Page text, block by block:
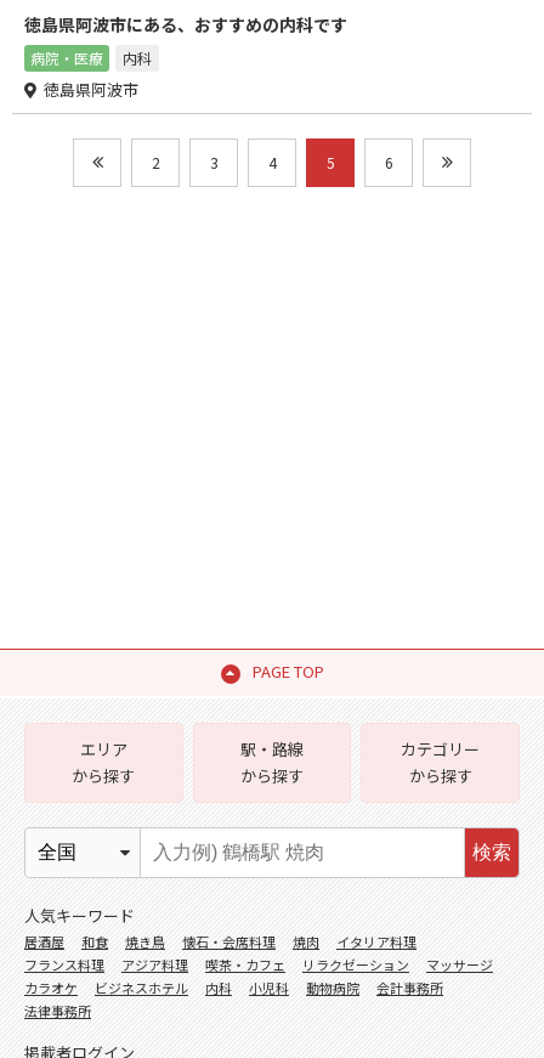
徳島県阿波市にある、おすすめの内科です
病院・医療 内科
徳島県阿波市
2 3 4 5 6
PAGE TOP
エリア
から探す
駅・路線
から探す
カテゴリー
から探す
検索
人気キーワード
居酒屋 和食 焼き鳥 懐石・会席料理 焼肉
イタリア料理
フランス料理
アジア料理 喫茶・カフェ リラクゼーション
マッサージ
カラオケ
ビジネスホテル 内科 小児科 動物病院
会計事務所
法律事務所
掲載者ログイン